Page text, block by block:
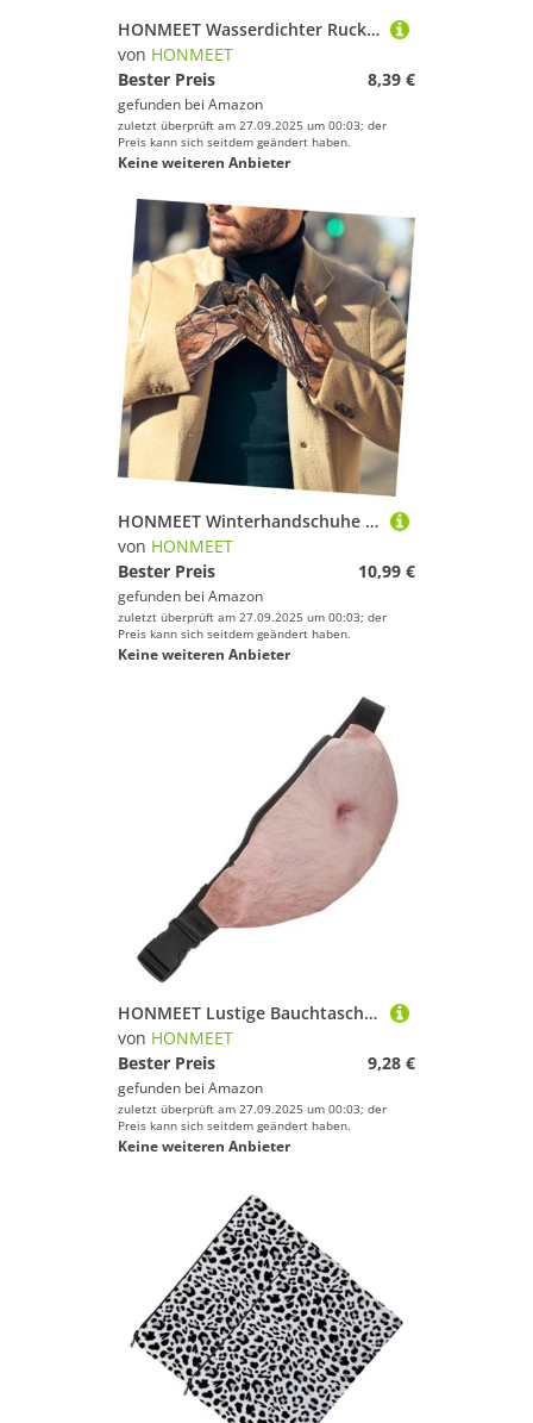
HONMEET Wasserdichter Rucksack Regenschutz mit Reflexstreifen Leichter Faltbarer Regenüberzug für Rucksäcke Rutsch Befestigung für Wandern Camping Radfahren und Outdoor Reisen
von HONMEET
Bester Preis
8,39 €
gefunden bei Amazon
zuletzt überprüft am 27.09.2025 um 00:03; der
Preis kann sich seitdem geändert haben.
Keine weiteren Anbieter
HONMEET Winterhandschuhe Herren Fleecegefüttert Skihandschuhe Warm rutschfest für Outdoor Sport Jagd Radfahren bei kalten Bedingungen
von HONMEET
Bester Preis
10,99 €
gefunden bei Amazon
zuletzt überprüft am 27.09.2025 um 00:03; der
Preis kann sich seitdem geändert haben.
Keine weiteren Anbieter
HONMEET Lustige Bauchtasche Herren PU Material Robust Reise Gürteltasche für Handy Schlüssel Karten Outdoor Sport Alltag
von HONMEET
Bester Preis
9,28 €
gefunden bei Amazon
zuletzt überprüft am 27.09.2025 um 00:03; der
Preis kann sich seitdem geändert haben.
Keine weiteren Anbieter